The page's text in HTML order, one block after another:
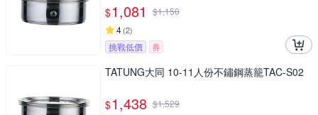
$1,081 $1,150
4(2)
挑戰低價 券
TATUNG大同 10-11人份不鏽鋼蒸籠TAC-S02
$1,438 $1,529